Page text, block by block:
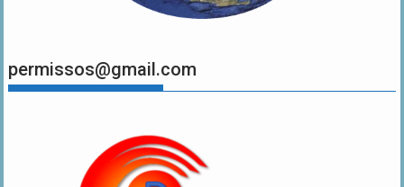
permissos@gmail.com